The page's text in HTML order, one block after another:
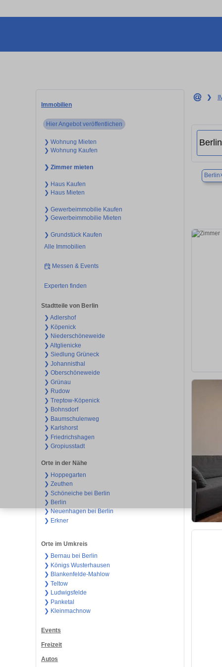
Immobilien
Hier Angebot veröffentlichen
❯ Wohnung Mieten
❯ Wohnung Kaufen
❯ Zimmer mieten
❯ Haus Kaufen
❯ Haus Mieten
❯ Gewerbeimmobilie Kaufen
❯ Gewerbeimmobilie Mieten
❯ Grundstück Kaufen
Alle Immobilien
Messen & Events
Experten finden
Stadtteile von Berlin
❯ Adlershof
❯ Köpenick
❯ Niederschöneweide
❯ Altglienicke
❯ Siedlung Grüneck
❯ Johannisthal
❯ Oberschöneweide
❯ Grünau
❯ Rudow
❯ Treptow-Köpenick
❯ Bohnsdorf
❯ Baumschulenweg
❯ Karlshorst
❯ Friedrichshagen
❯ Gropiusstadt
Orte in der Nähe
❯ Hoppegarten
❯ Zeuthen
❯ Schöneiche bei Berlin
❯ Berlin
❯ Neuenhagen bei Berlin
❯ Erkner
Orte im Umkreis
❯ Bernau bei Berlin
❯ Königs Wusterhausen
❯ Blankenfelde-Mahlow
❯ Teltow
❯ Ludwigsfelde
❯ Panketal
❯ Kleinmachnow
Events
Freizeit
Autos
❯
Berlin